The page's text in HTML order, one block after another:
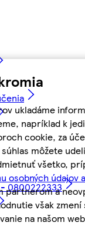
ukladáme
napríklad k
cookie, za
môžete
všetko,
osobných údajov
partnerom a
však zmení
na našom
- 0800222333